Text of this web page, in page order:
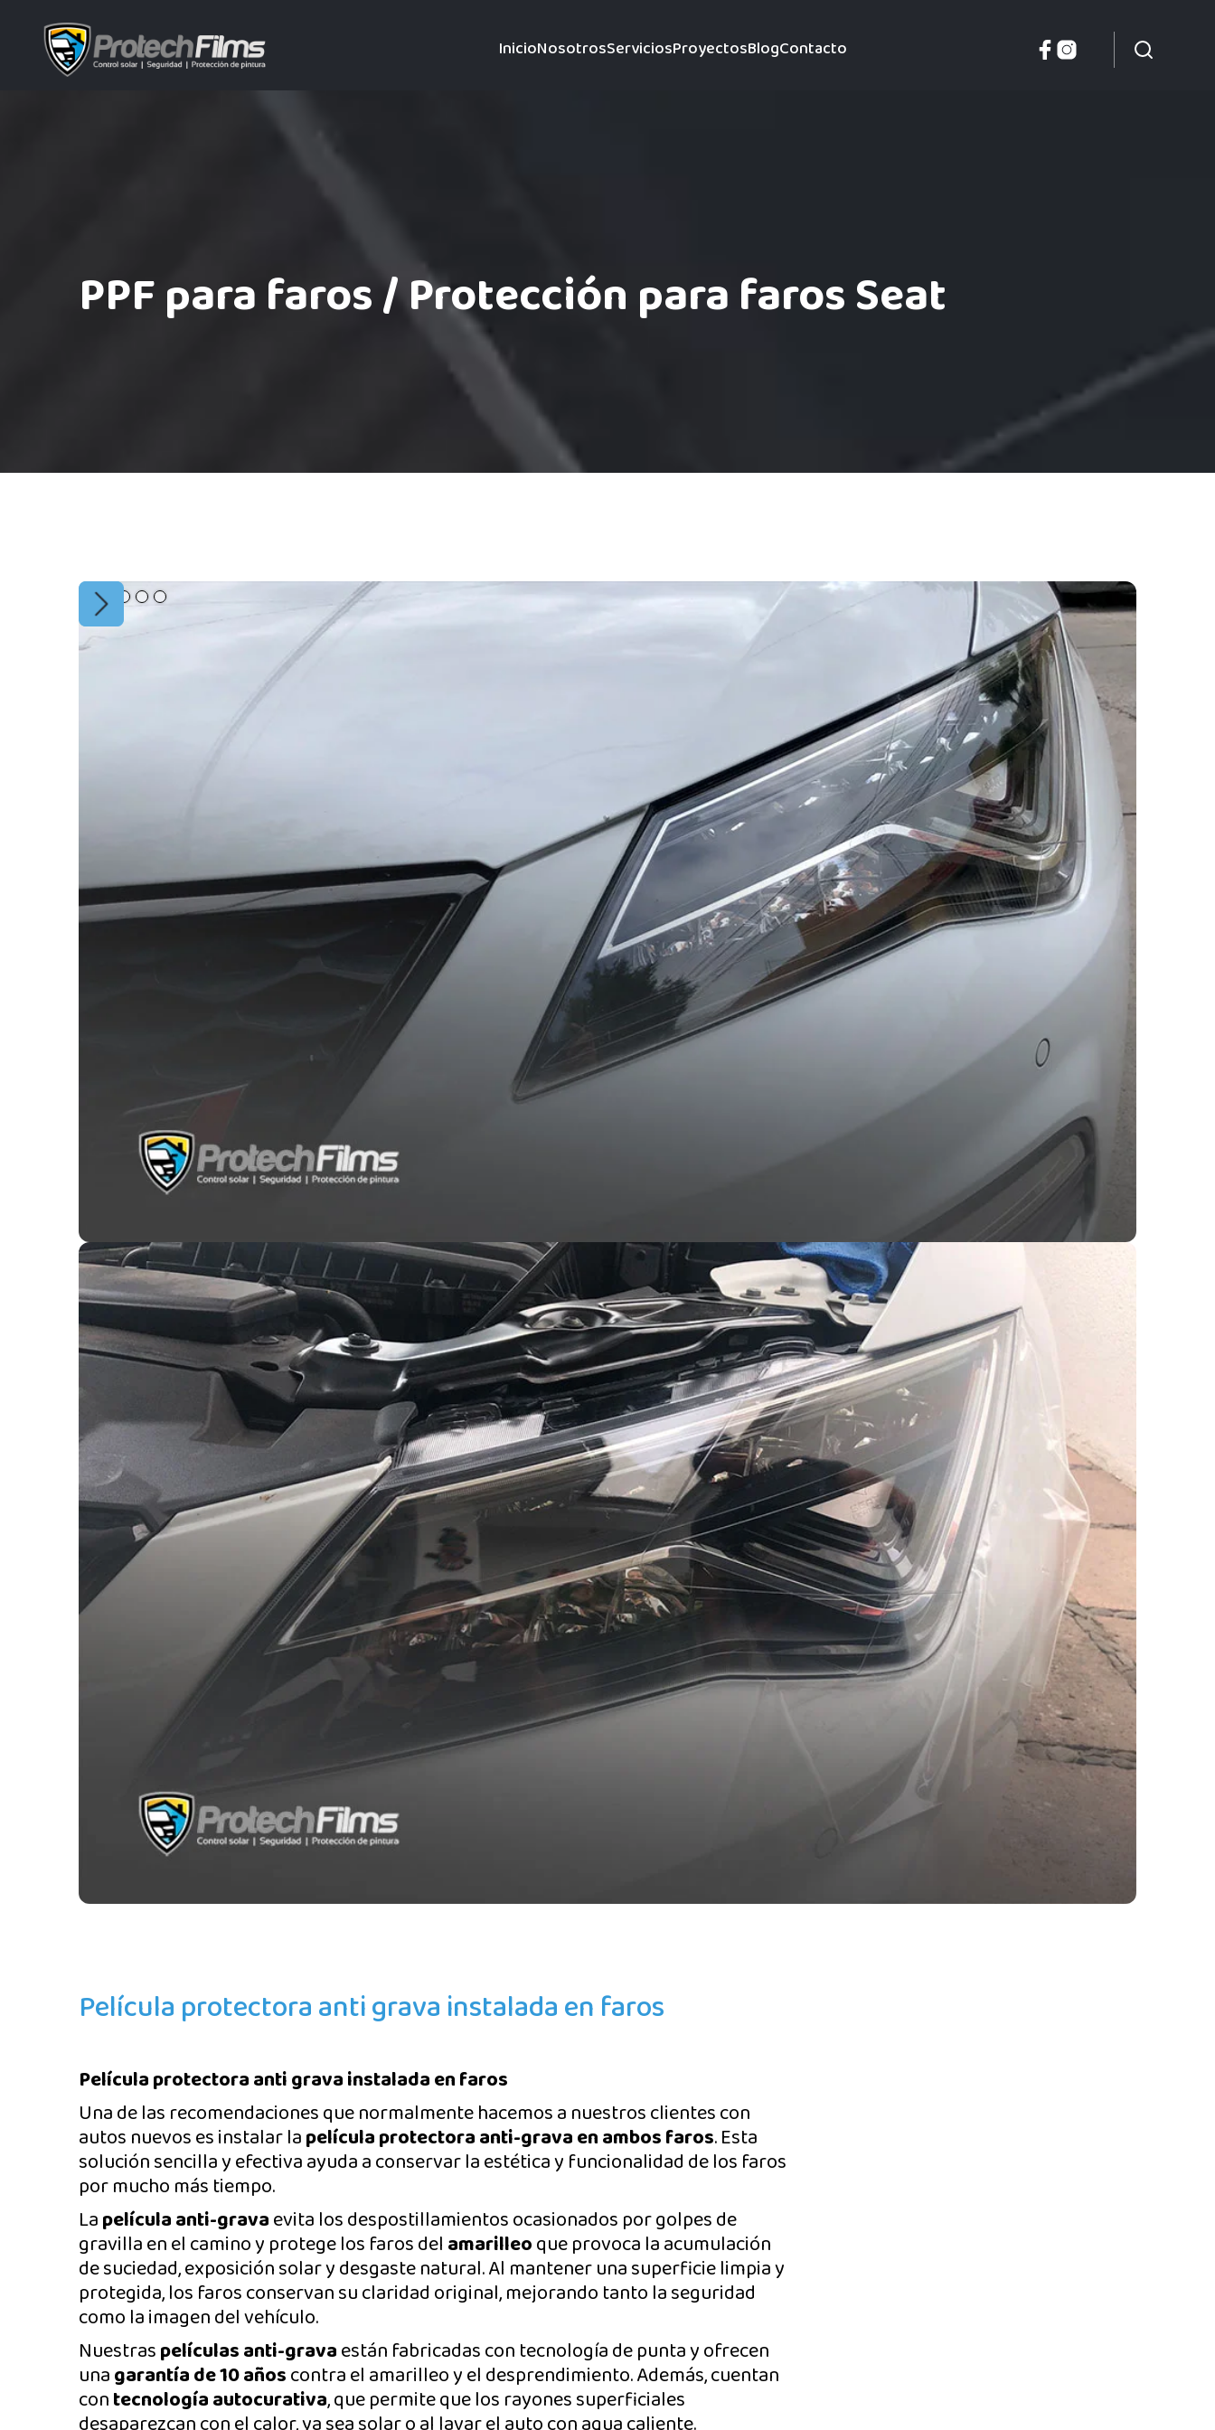
InicioNosotrosServiciosProyectosBlogContacto
PPF para faros / Protección para faros Seat
Slide 2 of 5.
Película protectora anti grava instalada en faros
Película protectora anti grava instalada en faros
Una de las recomendaciones que normalmente hacemos a nuestros clientes con
autos nuevos es instalar lapelícula protectora anti-grava en ambos faros. Esta
solución sencilla y efectiva ayuda a conservar la estética y funcionalidad de los faros
por mucho más tiempo.
Lapelícula anti-gravaevita los despostillamientos ocasionados por golpes de
gravilla en el camino y protege los faros delamarilleoque provoca la acumulación
de suciedad, exposición solar y desgaste natural. Al mantener una superficie limpia y
protegida, los faros conservan su claridad original, mejorando tanto la seguridad
como la imagen del vehículo.
Nuestraspelículas anti-gravaestán fabricadas con tecnología de punta y ofrecen
unagarantía de 10 añoscontra el amarilleo y el desprendimiento. Además, cuentan
contecnología autocurativa, que permite que los rayones superficiales